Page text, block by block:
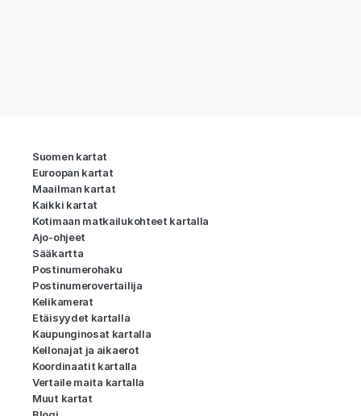
Suomen kartat
Euroopan kartat
Maailman kartat
Kaikki kartat
Kotimaan matkailukohteet kartalla
Ajo-ohjeet
Sääkartta
Postinumerohaku
Postinumerovertailija
Kelikamerat
Etäisyydet kartalla
Kaupunginosat kartalla
Kellonajat ja aikaerot
Koordinaatit kartalla
Vertaile maita kartalla
Muut kartat